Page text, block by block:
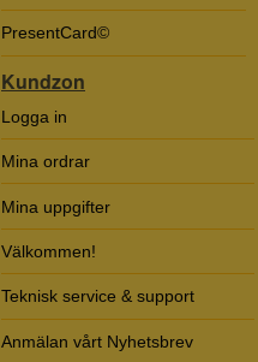
PresentCard©
Kundzon
Logga in
Mina ordrar
Mina uppgifter
Välkommen!
Teknisk service & support
Anmälan vårt Nyhetsbrev